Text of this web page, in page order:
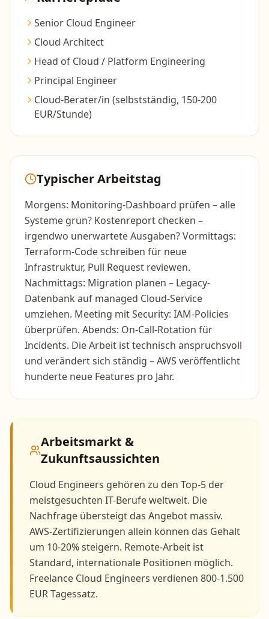
Senior Cloud Engineer
Cloud Architect
Head of Cloud / Platform Engineering
Principal Engineer
Cloud-Berater/in (selbstständig, 150-200
EUR/Stunde)
Typischer Arbeitstag
Morgens: Monitoring-Dashboard prüfen – alle
Systeme grün? Kostenreport checken –
irgendwo unerwartete Ausgaben? Vormittags:
Terraform-Code schreiben für neue
Infrastruktur, Pull Request reviewen.
Nachmittags: Migration planen – Legacy-
Datenbank auf managed Cloud-Service
umziehen. Meeting mit Security: IAM-Policies
überprüfen. Abends: On-Call-Rotation für
Incidents. Die Arbeit ist technisch anspruchsvoll
und verändert sich ständig – AWS veröffentlicht
hunderte neue Features pro Jahr.
Arbeitsmarkt &
Zukunftsaussichten
Cloud Engineers gehören zu den Top-5 der
meistgesuchten IT-Berufe weltweit. Die
Nachfrage übersteigt das Angebot massiv.
AWS-Zertifizierungen allein können das Gehalt
um 10-20% steigern. Remote-Arbeit ist
Standard, internationale Positionen möglich.
Freelance Cloud Engineers verdienen 800-1.500
EUR Tagessatz.